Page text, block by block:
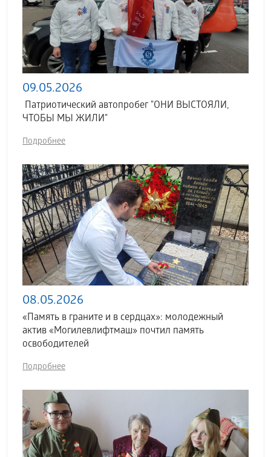
09.05.2026
Патриотический автопробег "ОНИ ВЫСТОЯЛИ,
ЧТОБЫ МЫ ЖИЛИ"
Подробнее
08.05.2026
«Память в граните и в сердцах»: молодежный
актив «Могилевлифтмаш» почтил память
освободителей
Подробнее